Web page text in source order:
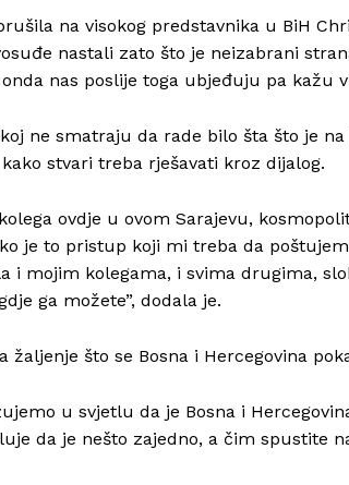
na visokog predstavnika u BiH
nastali zato što je neizabrani
nas poslije toga ubjeđuju pa kažu
ne smatraju da rade bilo šta što je
stvari treba rješavati kroz dijalog.
ovdje u ovom Sarajevu,
je to pristup koji mi treba da
i mojim kolegama, i svima drugima,
ga možete”, dodala je.
žaljenje što se Bosna i Hercegovina
u svjetlu da je Bosna i
da je nešto zajedno, a čim spustite